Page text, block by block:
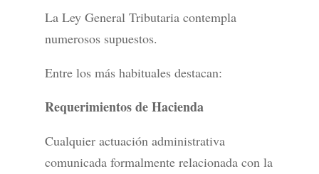
La Ley General Tributaria contempla
numerosos supuestos.
Entre los más habituales destacan:
Requerimientos de Hacienda
Cualquier actuación administrativa
comunicada formalmente relacionada con la